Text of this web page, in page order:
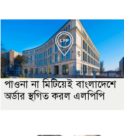
পাওনা না মিটিয়েই বাংলাদেশে
অর্ডার স্থগিত করল এলপিপি